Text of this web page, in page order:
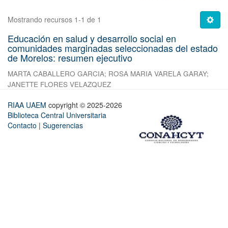
Mostrando recursos 1-1 de 1
Educación en salud y desarrollo social en
comunidades marginadas seleccionadas del estado
de Morelos: resumen ejecutivo
MARTA CABALLERO GARCIA; ROSA MARIA VARELA GARAY;
JANETTE FLORES VELAZQUEZ
RIAA UAEM copyright © 2025-2026
Biblioteca Central Universitaria
Contacto | Sugerencias